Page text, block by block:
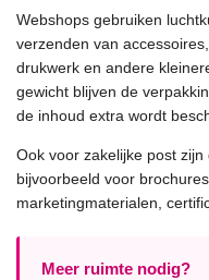
Webshops gebruiken
verzenden van
drukwerk en andere
gewicht blijven de
de inhoud extra wordt
Ook voor zakelijke post
bijvoorbeeld voor
marketingmaterialen,
Meer ruimte nodig?